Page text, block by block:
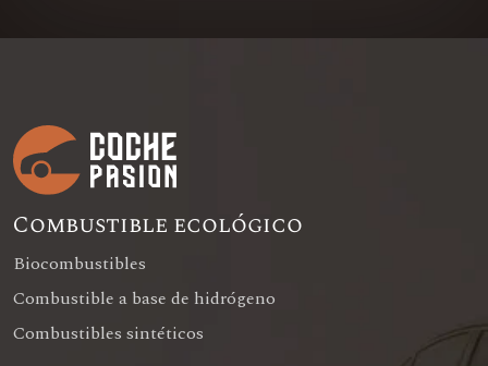
Combustible ecológico
Biocombustibles
Combustible a base de hidrógeno
Combustibles sintéticos